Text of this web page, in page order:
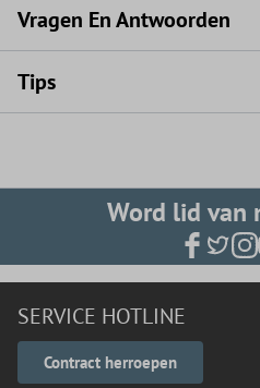
Vragen En Antwoorden
Tips
Word lid van
SERVICE HOTLINE
Contract herroepen